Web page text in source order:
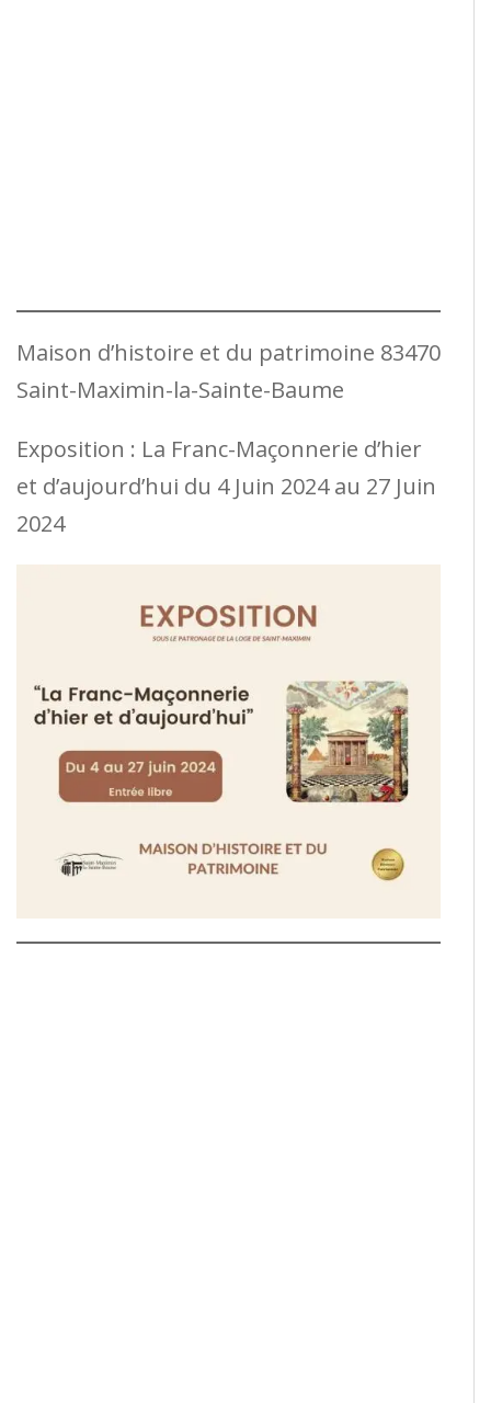
Maison d’histoire et du patrimoine 83470
Saint-Maximin-la-Sainte-Baume
Exposition : La Franc-Maçonnerie d’hier
et d’aujourd’hui du 4 Juin 2024 au 27 Juin
2024